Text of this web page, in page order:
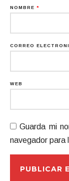
NOMBRE *
CORREO
WEB
Guarda mi
navegador para